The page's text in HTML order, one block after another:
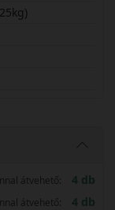
átvehető:
4 db
átvehető:
4 db